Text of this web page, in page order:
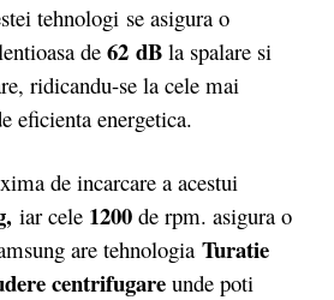
tehnologi se asigura o
de 62 dB la spalare si
ridicandu-se la cele mai
eficienta energetica.
de incarcare a acestui
, iar cele 1200 de rpm. asigura o
are tehnologia Turatie
centrifugareunde poti